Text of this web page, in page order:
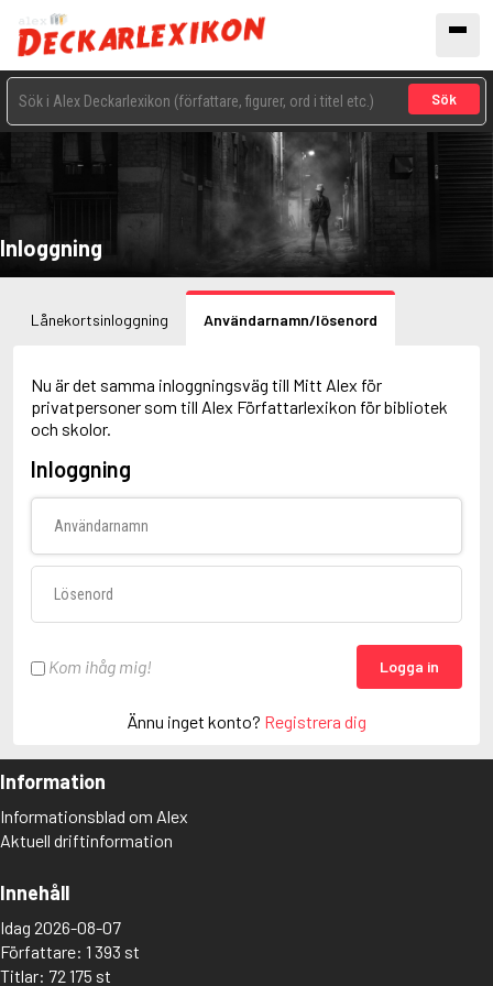
Sök
Inloggning
Lånekortsinloggning Användarnamn/lösenord
Nu är det samma inloggningsväg till Mitt Alex för
privatpersoner som till Alex Författarlexikon för bibliotek
och skolor.
Inloggning
Kom ihåg mig! Logga in
Ännu inget konto? Registrera dig
Information
Informationsblad om Alex
Aktuell driftinformation
Innehåll
Idag 2026-08-07
Författare: 1 393 st
Titlar: 72 175 st